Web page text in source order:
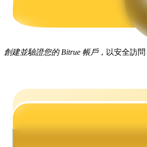
交易策略
創建並驗證您的 Bitrue 帳戶，以安全訪問